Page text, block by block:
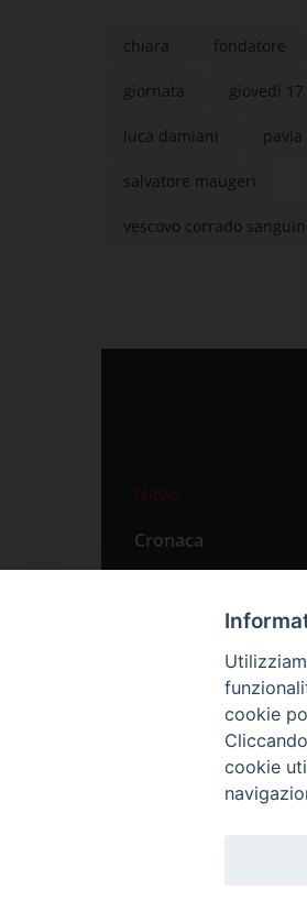
chiara fondatore
giornata giovedì
luca damiani pavia
salvatore maugeri
vescovo corrado
News
Cronaca
Attualità
Primo Piano
cookie
cookie